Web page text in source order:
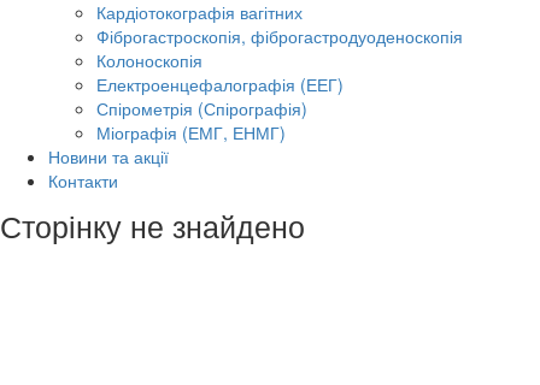
Кардіотокографія вагітних
Фіброгастроскопія, фіброгастродуоденоскопія
Колоноскопія
Електроенцефалографія (ЕЕГ)
Спірометрія (Спірографія)
Міографія (ЕМГ, ЕНМГ)
Новини та акції
Контакти
Сторінку не знайдено